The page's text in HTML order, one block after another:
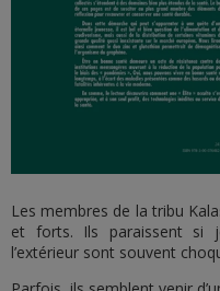
Les membres de la tribu
et forts. Ils paraissent si
l’extérieur sont souvent